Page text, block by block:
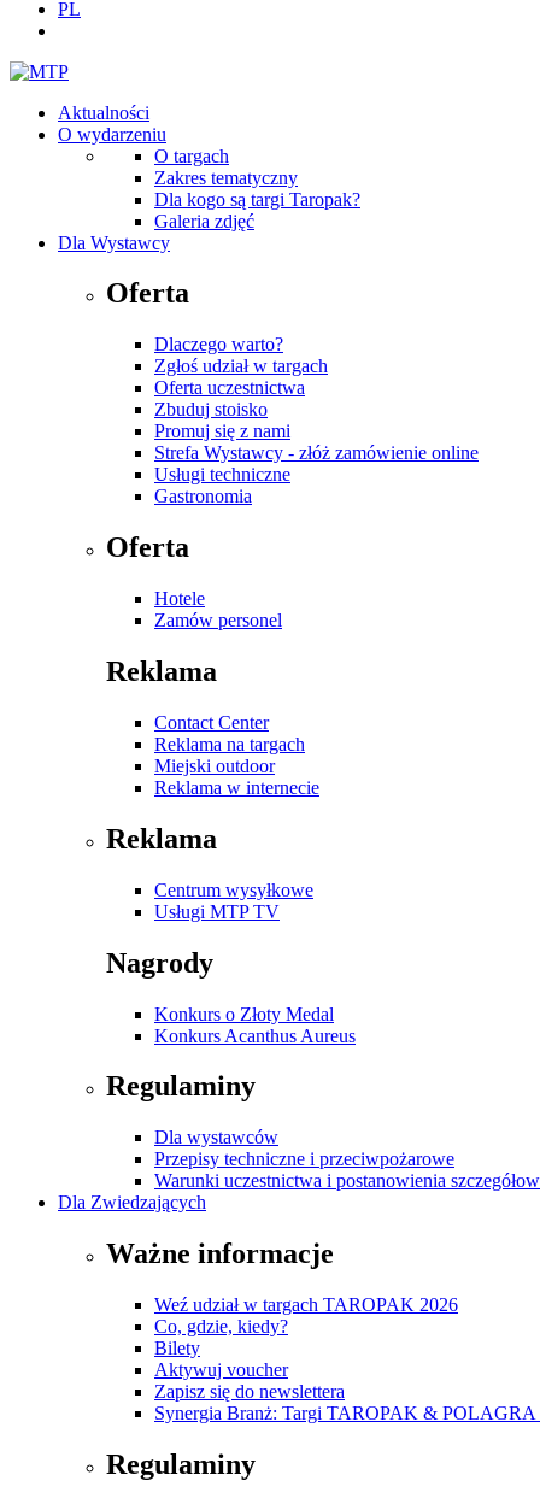
PL
Aktualności
O wydarzeniu
O targach
Zakres tematyczny
Dla kogo są targi Taropak?
Galeria zdjęć
Dla Wystawcy
Oferta
Dlaczego warto?
Zgłoś udział w targach
Oferta uczestnictwa
Zbuduj stoisko
Promuj się z nami
Strefa Wystawcy - złóż zamówienie online
Usługi techniczne
Gastronomia
Oferta
Hotele
Zamów personel
Reklama
Contact Center
Reklama na targach
Miejski outdoor
Reklama w internecie
Reklama
Centrum wysyłkowe
Usługi MTP TV
Nagrody
Konkurs o Złoty Medal
Konkurs Acanthus Aureus
Regulaminy
Dla wystawców
Przepisy techniczne i przeciwpożarowe
Warunki uczestnictwa i postanowienia
Dla Zwiedzających
Ważne informacje
Weź udział w targach TAROPAK 2026
Co, gdzie, kiedy?
Bilety
Aktywuj voucher
Zapisz się do newslettera
Synergia Branż: Targi TAROPAK & POLAGRA
Regulaminy